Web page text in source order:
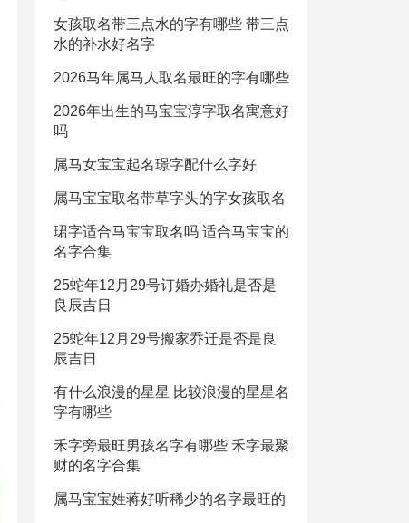
女孩取名带三点水的字有哪些 带三点
水的补水好名字
2026马年属马人取名最旺的字有哪些
2026年出生的马宝宝淳字取名寓意好
吗
属马女宝宝起名璟字配什么字好
属马宝宝取名带草字头的字女孩取名
珺字适合马宝宝取名吗 适合马宝宝的
名字合集
25蛇年12月29号订婚办婚礼是否是
良辰吉日
25蛇年12月29号搬家乔迁是否是良
辰吉日
有什么浪漫的星星 比较浪漫的星星名
字有哪些
禾字旁最旺男孩名字有哪些 禾字最聚
财的名字合集
属马宝宝姓蒋好听稀少的名字最旺的